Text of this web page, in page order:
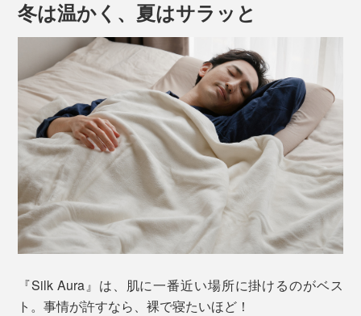
生地断面の比較
その日本屈指の技術力の高さは、ファッション界でも知
られ、欧米や国内の有名ファッションブランドから、コ
ート素材などの起毛の依頼が舞い込むほどだそうです。
シルクの繊維はそもそも空気を多く含むことのできる構
造ですが、ていねいに起毛することにより、さらにたく
さんの空気を抱え込むことが可能に。
細く繊細なシルク糸で織り上げることができるのは、1
台の機械で1日当たり、たった8m（約3枚分）。
“織りの匠”、和田喜明氏
冬は温かく、夏はサラッと
『Silk Aura』は、肌に一番近い場所に掛けるのがベス
ト。事情が許すなら、裸で寝たいほど！